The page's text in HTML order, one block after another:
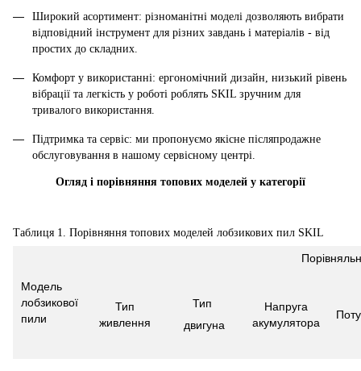
Широкий асортимент: різноманітні моделі дозволяють вибрати
відповідний інструмент для різних завдань і матеріалів - від
простих до складних.
Комфорт у використанні: ергономічний дизайн, низький рівень
вібрації та легкість у роботі роблять SKIL зручним для
тривалого використання.
Підтримка та сервіс: ми пропонуємо якісне післяпродажне
обслуговування в нашому сервісному центрі.
Огляд і порівняння топових моделей у категорії
Таблиця 1. Порівняння топових моделей лобзикових пил SKIL
Модель
лобзикової
пили
Тип
живлення
Тип
двигуна
Напруга
акумулятора